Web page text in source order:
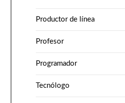
Productor de línea
Profesor
Programador
Tecnólogo